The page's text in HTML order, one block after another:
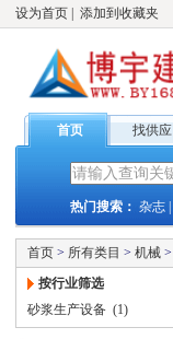
设为首页 添加到收藏夹
首页 找供应
热门搜索： 杂志
首页 > 所有类目 > 机械 >
按行业筛选
砂浆生产设备 (1)